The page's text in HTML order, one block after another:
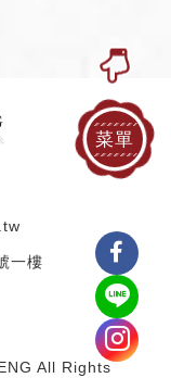
一樓
All Rights
菜單